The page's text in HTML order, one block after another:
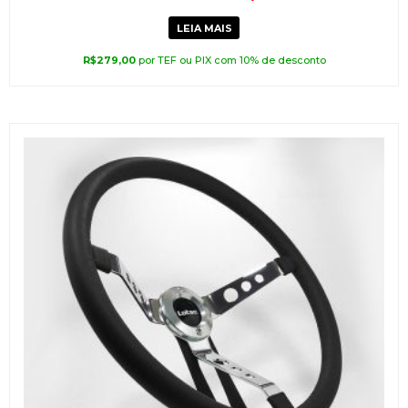
LEIA MAIS
R$279,00 por TEF ou PIX com 10% de desconto